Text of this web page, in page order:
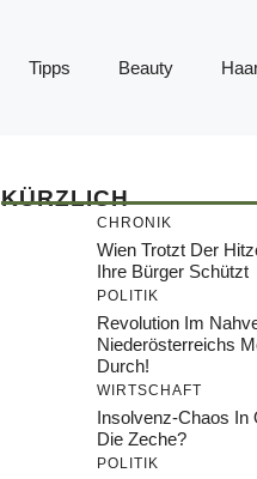
Tipps Beauty
KÜRZLICH
CHRONIK
Wien Trotzt Der
Ihre Bürger Schützt
POLITIK
Revolution Im
Niederösterreichs
Durch!
WIRTSCHAFT
Insolvenz-Chaos In
Die Zeche?
POLITIK